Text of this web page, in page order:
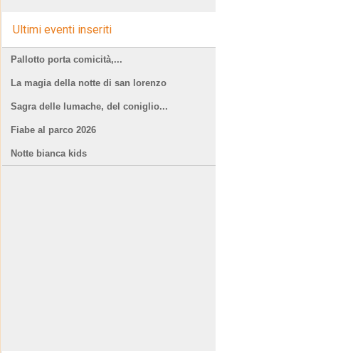
Ultimi eventi inseriti
Pallotto porta comicità,...
La magia della notte di san lorenzo
Sagra delle lumache, del coniglio...
Fiabe al parco 2026
Notte bianca kids